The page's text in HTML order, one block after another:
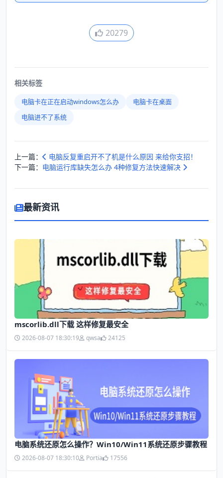
20279
相关标签
电脑卡在正在启动windows怎么办
电脑卡在桌面
电脑进不了系统
上一篇：
电脑反复重启开不了机是什么原因 来给你支招！
下一篇： 电脑运行库缺失怎么办 4种修复方法快速解决
最新资讯
mscorlib.dll下载 这样修复最安全
2026-08-07 18:30:19 qwsa 24125
电脑系统还原怎么操作？Win10/Win11系统还原步骤教程
2026-08-07 18:30:10 Portia 17556